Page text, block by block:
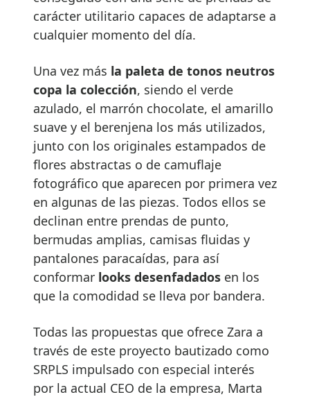
carácter utilitario capaces de adaptarse a
cualquier momento del día.
Una vez más la paleta de tonos neutros
copa la colección, siendo el verde
azulado, el marrón chocolate, el amarillo
suave y el berenjena los más utilizados,
junto con los originales estampados de
flores abstractas o de camuflaje
fotográfico que aparecen por primera vez
en algunas de las piezas. Todos ellos se
declinan entre prendas de punto,
bermudas amplias, camisas fluidas y
pantalones paracaídas, para así
conformar looks desenfadados en los
que la comodidad se lleva por bandera.
Todas las propuestas que ofrece Zara a
través de este proyecto bautizado como
SRPLS impulsado con especial interés
por la actual CEO de la empresa, Marta